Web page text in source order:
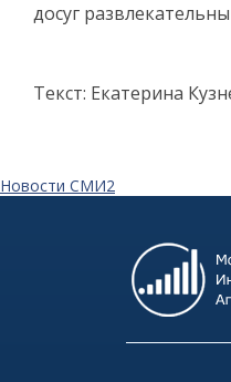
досуг
Текст: Екатерина
Новости СМИ2